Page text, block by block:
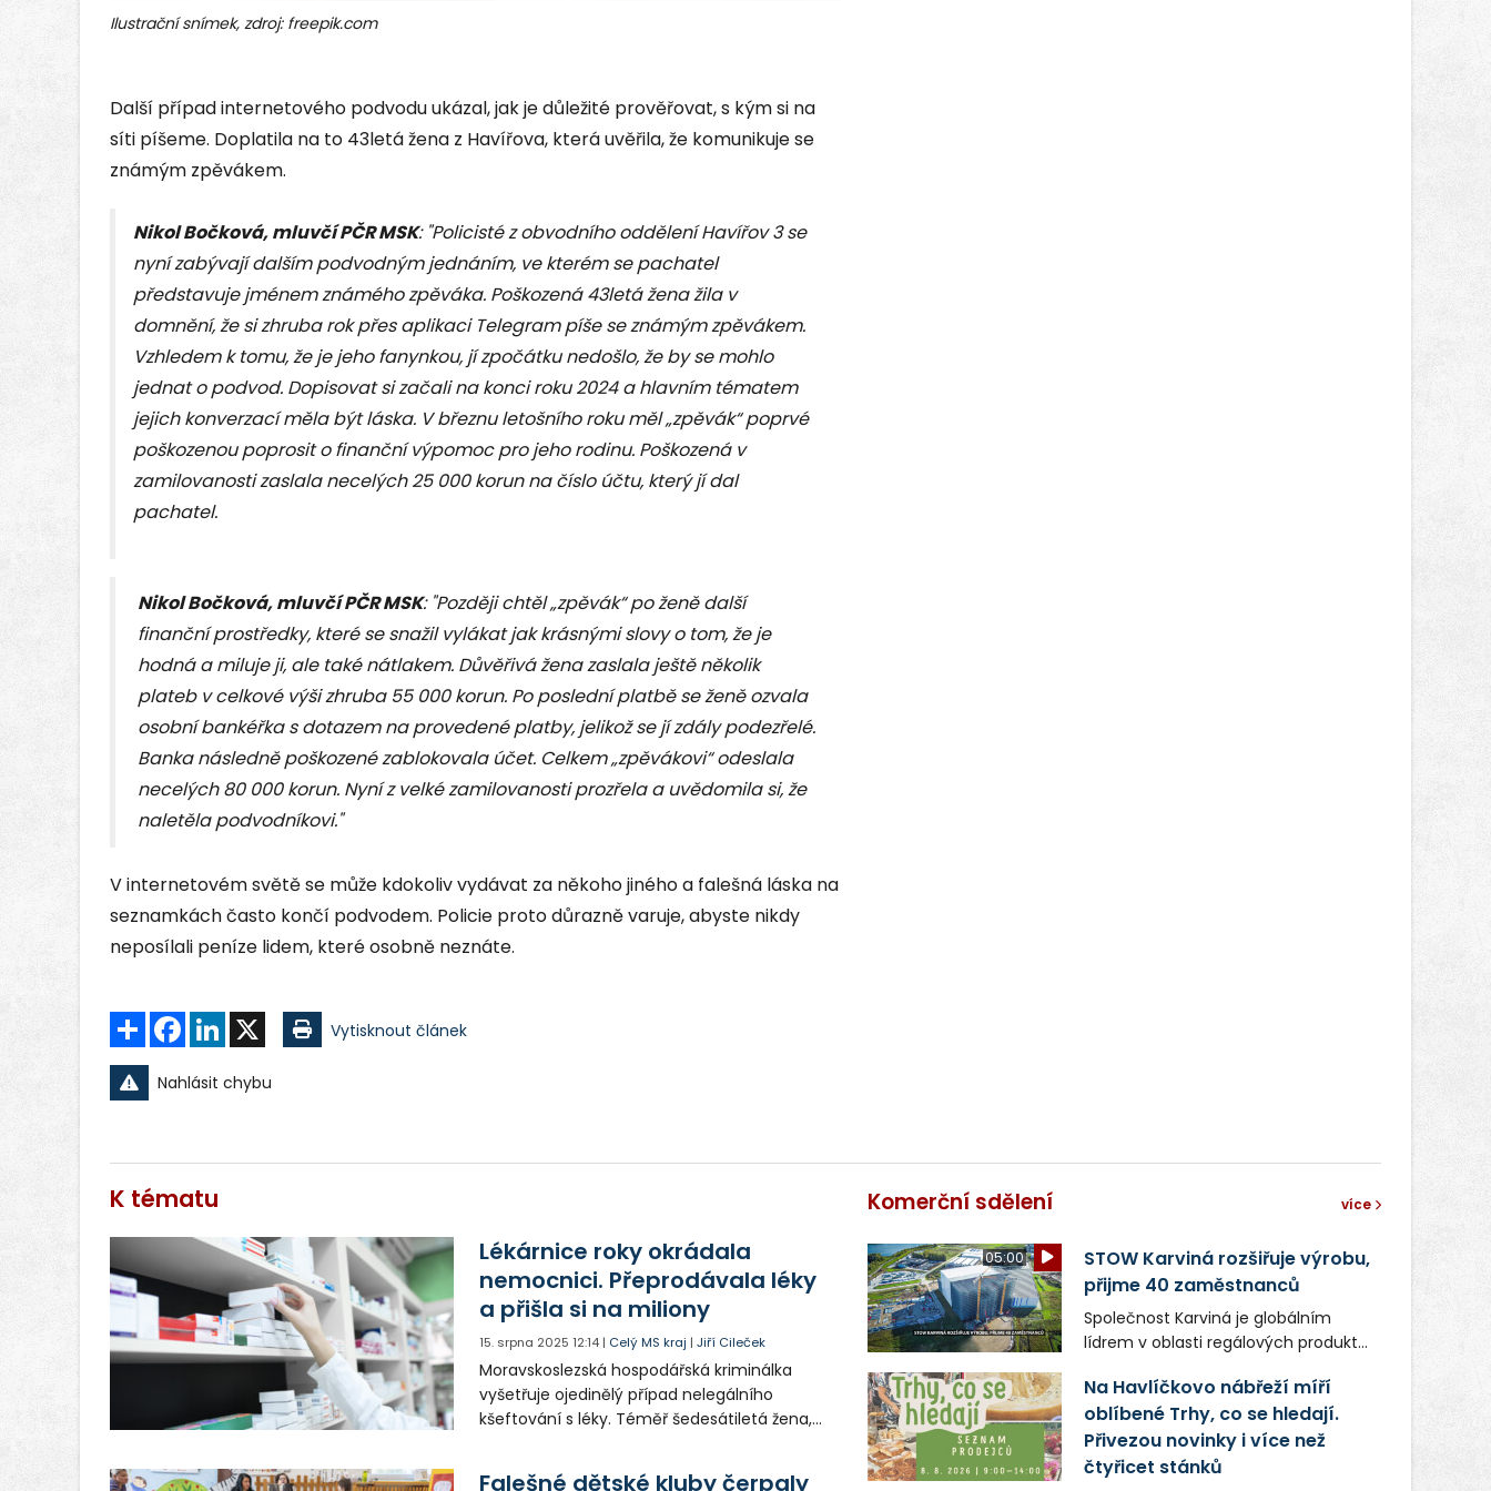
Ilustrační snímek, zdroj: freepik.com
Další případ internetového podvodu ukázal, jak je důležité prověřovat, s kým si na
síti píšeme. Doplatila na to 43letá žena z Havířova, která uvěřila, že komunikuje se
známým zpěvákem.
Nikol Bočková, mluvčí PČR MSK: "Policisté z obvodního oddělení Havířov 3 se
nyní zabývají dalším podvodným jednáním, ve kterém se pachatel
představuje jménem známého zpěváka. Poškozená 43letá žena žila v
domnění, že si zhruba rok přes aplikaci Telegram píše se známým zpěvákem.
Vzhledem k tomu, že je jeho fanynkou, jí zpočátku nedošlo, že by se mohlo
jednat o podvod. Dopisovat si začali na konci roku 2024 a hlavním tématem
jejich konverzací měla být láska. V březnu letošního roku měl „zpěvák“ poprvé
poškozenou poprosit o finanční výpomoc pro jeho rodinu. Poškozená v
zamilovanosti zaslala necelých 25 000 korun na číslo účtu, který jí dal
pachatel.
Nikol Bočková, mluvčí PČR MSK: "Později chtěl „zpěvák“ po ženě další
finanční prostředky, které se snažil vylákat jak krásnými slovy o tom, že je
hodná a miluje ji, ale také nátlakem. Důvěřivá žena zaslala ještě několik
plateb v celkové výši zhruba 55 000 korun. Po poslední platbě se ženě ozvala
osobní bankéřka s dotazem na provedené platby, jelikož se jí zdály podezřelé.
Banka následně poškozené zablokovala účet. Celkem „zpěvákovi“ odeslala
necelých 80 000 korun. Nyní z velké zamilovanosti prozřela a uvědomila si, že
naletěla podvodníkovi."
V internetovém světě se může kdokoliv vydávat za někoho jiného a falešná láska na
seznamkách často končí podvodem. Policie proto důrazně varuje, abyste nikdy
neposílali peníze lidem, které osobně neznáte.
Sdílet FacebookLinkedIn Vytisknout článek
Nahlásit chybu
K tématu
Lékárnice roky okrádala
nemocnici. Přeprodávala léky
a přišla si na miliony
15. srpna 2025 12:14 | Celý MS kraj |Jiří Cileček
Moravskoslezská hospodářská kriminálka
vyšetřuje ojedinělý případ nelegálního
kšeftování s léky. Téměř šedesátiletá žena,
Falešné dětské kluby čerpaly
Komerční sdělení více
05:00
STOW Karviná rozšiřuje výrobu,
přijme 40 zaměstnanců
Společnost Karviná je globálním
lídrem v oblasti regálových produktů
zaměstnavatelem na Karvinsku a
firmou s obrovským potenciálem.
Na Havlíčkovo nábřeží míří
oblíbené Trhy, co se hledají.
Přivezou novinky i více než
čtyřicet stánků